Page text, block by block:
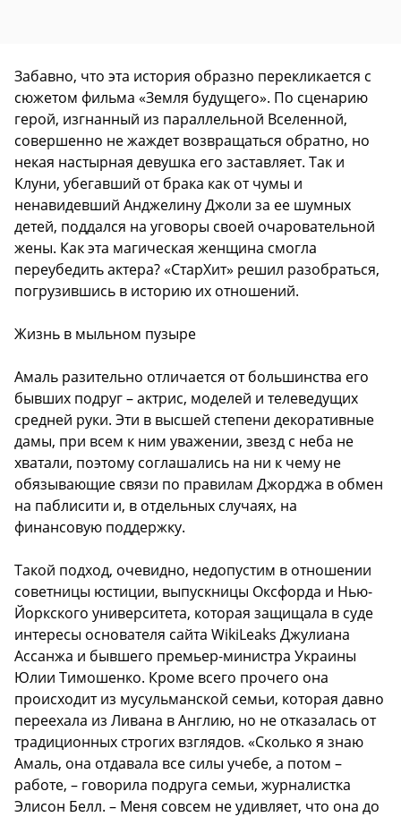
Забавно, что эта история образно перекликается с
сюжетом фильма «Земля будущего». По сценарию
герой, изгнанный из параллельной Вселенной,
совершенно не жаждет возвращаться обратно, но
некая настырная девушка его заставляет. Так и
Клуни, убегавший от брака как от чумы и
ненавидевший Анджелину Джоли за ее шумных
детей, поддался на уговоры своей очаровательной
жены. Как эта магическая женщина смогла
переубедить актера? «СтарХит» решил разобраться,
погрузившись в историю их отношений.
Жизнь в мыльном пузыре
Амаль разительно отличается от большинства его
бывших подруг – актрис, моделей и телеведущих
средней руки. Эти в высшей степени декоративные
дамы, при всем к ним уважении, звезд с неба не
хватали, поэтому соглашались на ни к чему не
обязывающие связи по правилам Джорджа в обмен
на паблисити и, в отдельных случаях, на
финансовую поддержку.
Такой подход, очевидно, недопустим в отношении
советницы юстиции, выпускницы Оксфорда и Нью-
Йоркского университета, которая защищала в суде
интересы основателя сайта WikiLeaks Джулиана
Ассанжа и бывшего премьер-министра Украины
Юлии Тимошенко. Кроме всего прочего она
происходит из мусульманской семьи, которая давно
переехала из Ливана в Англию, но не отказалась от
традиционных строгих взглядов. «Сколько я знаю
Амаль, она отдавала все силы учебе, а потом –
работе, – говорила подруга семьи, журналистка
Элисон Белл. – Меня совсем не удивляет, что она до